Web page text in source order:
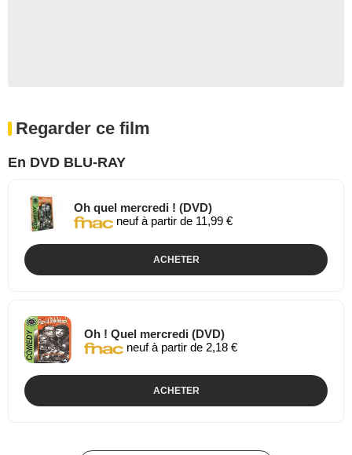
Regarder ce film
En DVD BLU-RAY
Oh quel mercredi ! (DVD)
neuf à partir de 11,99 €
ACHETER
Oh ! Quel mercredi (DVD)
neuf à partir de 2,18 €
ACHETER